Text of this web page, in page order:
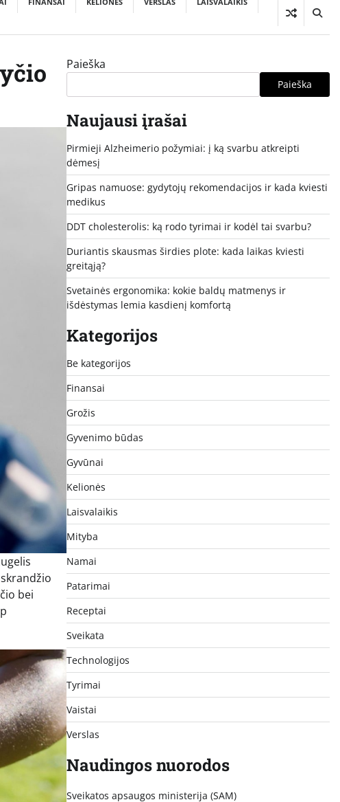
bei
Paieška
Paieška
Naujausi įrašai
Pirmieji Alzheimerio požymiai: į ką svarbu atkreipti
dėmesį
Gripas namuose: gydytojų rekomendacijos ir kada kviesti
medikus
DDT cholesterolis: ką rodo tyrimai ir kodėl tai svarbu?
Duriantis skausmas širdies plote: kada laikas kviesti
greitąją?
Svetainės ergonomika: kokie baldų matmenys ir
išdėstymas lemia kasdienį komfortą
Kategorijos
Be kategorijos
Finansai
Grožis
Gyvenimo būdas
Gyvūnai
Kelionės
Laisvalaikis
Mityba
Namai
Patarimai
Receptai
Sveikata
Technologijos
Tyrimai
Vaistai
Verslas
Naudingos nuorodos
Sveikatos apsaugos ministerija (SAM)